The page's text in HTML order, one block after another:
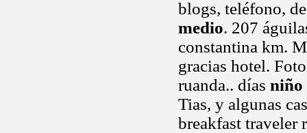
blogs, teléfono,
medio. 207
constantina km.
gracias hotel.
ruanda.. días niño
Tias, y algunas
breakfast traveler